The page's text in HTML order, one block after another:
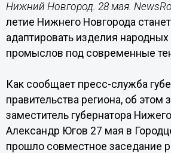
Нижний Новгород. 28 мая.
летие Нижнего Новгорода
адаптировать изделия
промыслов под современные
Как сообщает пресс-служба
правительства региона, об этом
заместитель губернатора
Александр Югов 27 мая в
прошло совместное заседание